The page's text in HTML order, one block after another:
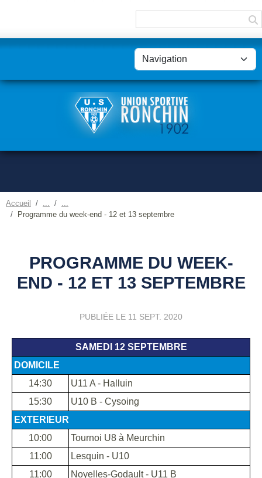
Accueil
Programme du week-end - 12 et 13 septembre
PROGRAMME DU WEEK-
END - 12 ET 13 SEPTEMBRE
PUBLIÉE LE 11 SEPT. 2020
SAMEDI 12 SEPTEMBRE
DOMICILE
14:30
U11 A - Halluin
15:30
U10 B - Cysoing
EXTERIEUR
10:00
Tournoi U8 à Meurchin
11:00
Lesquin - U10
11:00
Noyelles-Godault - U11 B